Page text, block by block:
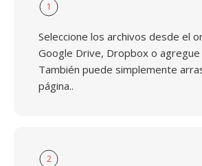
1
Seleccione los archivos desde el
Google Drive, Dropbox o agregue
También puede simplemente
página..
2